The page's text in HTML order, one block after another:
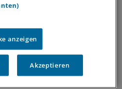
- und seien Sie immer
(Sonntag)
bitte anmelden
anzeigen
Akzeptieren